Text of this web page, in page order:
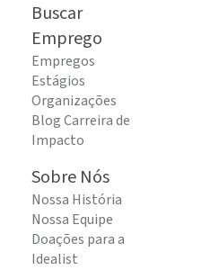
Buscar
Emprego
Empregos
Estágios
Organizações
Blog Carreira de
Impacto
Sobre Nós
Nossa História
Nossa Equipe
Doações para a
Idealist